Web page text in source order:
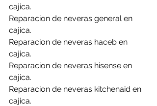
cajica.
Reparacion de neveras general en
cajica.
Reparacion de neveras haceb en
cajica.
Reparacion de neveras hisense en
cajica.
Reparacion de neveras kitchenaid en
cajica.